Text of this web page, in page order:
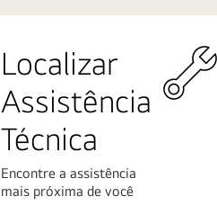
Localizar
Assistência
Técnica
Encontre a assistência
mais próxima de você